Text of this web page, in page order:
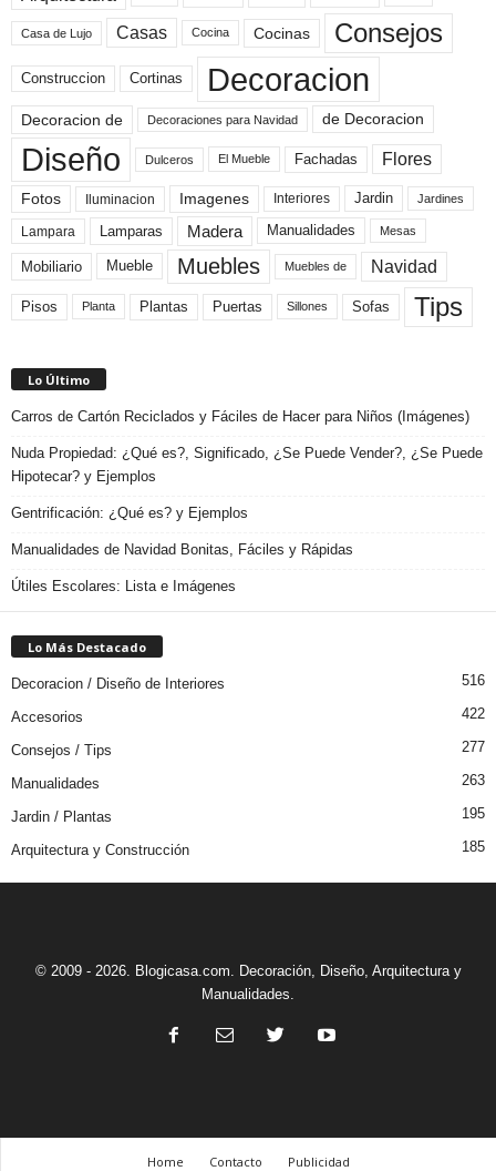
Casa de Lujo Casas Cocina Cocinas Consejos
Construccion Cortinas Decoracion
Decoracion de Decoraciones para Navidad de Decoracion
Diseño Dulceros El Mueble Fachadas Flores
Fotos Iluminacion Imagenes Interiores Jardin Jardines
Lampara Lamparas Madera Manualidades Mesas
Mobiliario Mueble Muebles Muebles de Navidad
Pisos Planta Plantas Puertas Sillones Sofas Tips
Lo Último
Carros de Cartón Reciclados y Fáciles de Hacer para Niños (Imágenes)
Nuda Propiedad: ¿Qué es?, Significado, ¿Se Puede Vender?, ¿Se Puede
Hipotecar? y Ejemplos
Gentrificación: ¿Qué es? y Ejemplos
Manualidades de Navidad Bonitas, Fáciles y Rápidas
Útiles Escolares: Lista e Imágenes
Lo Más Destacado
Decoracion / Diseño de Interiores 516
Accesorios 422
Consejos / Tips 277
Manualidades 263
Jardin / Plantas 195
Arquitectura y Construcción 185
© 2009 - 2026. Blogicasa.com. Decoración, Diseño, Arquitectura y
Manualidades.
Home Contacto Publicidad